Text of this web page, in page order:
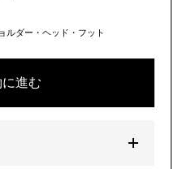
ルダー・ヘッド・フット
進む